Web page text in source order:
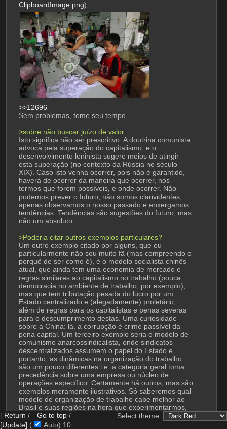
ClipboardImage.png)
>>12696
Sem problemas, tome seu tempo.
>sobre não buscar juízo de valor
Isto significa não ser prescritivo. A doutrina comunista
advoca pela superação do capitalismo, e o
desenvolvimento leninista sugere meios de atingir
esta superação (no contexto da Rússia no século
XIX). Caso isto venha ocorrer, pois não é garantido,
haverá de ocorrer da maneira que ocorrer, nos
termos que forem possíveis, e onde ocorrer. Não
podemos prever o futuro, não somos clarividentes,
apenas observamos o nosso passado e enxergamos
tendências. Tendências são sugestões do futuro, mas
não um absoluto.
>Poderia citar outros exemplos particulares?
Um outro exemplo citado por alguns, que eu
particularmente não sou muito fã (mas compreendo o
porquê de ser como é), é o modelo socialista chinês
atual, que ainda tem uma economia de mercado e
regras similares ao capitalismo no trabalho (pouca
democracia no ambiente de trabalho, por exemplo),
mas que tem tributação pesada do lucro por um
Estado centralizado e (alegadamente) proletário,
além de regras para os capitalistas e penas severas
para o descumprimento destas. Uma curiosidade
sobre a China: lá, a corrupção é crime passível da
pena capital. Um terceiro exemplo seria o modelo de
comunismo anarcossindicalista, onde sindicatos
descentralizados assumem o papel do Estado e,
portanto, as dinâmicas na organização do trabalho
são um pouco diferentes i.e. a categoria geral toma
precedência sobre uma empresa ou núcleo de
operações específico. Certamente há outros, mas são
exemplos meramente ilustrativos. Só saberemos qual
modelo de organização de trabalho cabe melhor ao
Brasil e suas regiões na hora que experimentarmos,
pois nenhum estratagema sobrevive ao contato com
o inimigo, e o mapa não é o território etc.
[ Return / Go to top /
[Update] ( Auto) 8
Select theme: